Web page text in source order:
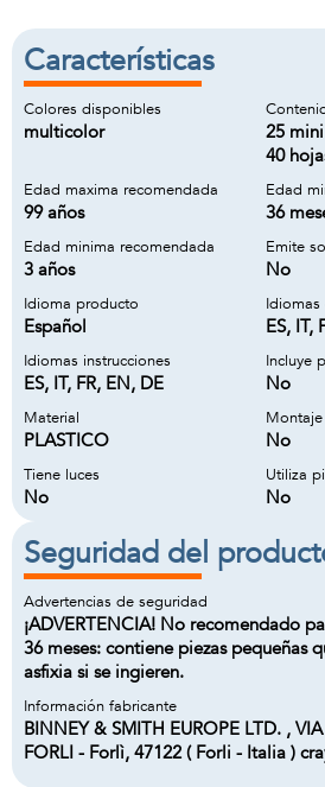
Características
Colores disponibles
multicolor
25
40
Edad maxima recomendada
99 años
Edad
36
Edad minima recomendada
3 años
Emite
No
Idioma producto
Español
Idiomas
ES, IT,
Idiomas instrucciones
ES, IT, FR, EN, DE
Incluye
No
Material
PLASTICO No
Tiene luces
No
Utiliza
No
Seguridad del
Advertencias de seguridad
¡ADVERTENCIA! No recomendado
36 meses: contiene piezas pequeñas
asfixia si se ingieren.
Información fabricante
BINNEY & SMITH EUROPE LTD. ,
FORLI - Forlì, 47122 ( Forli - Italia )